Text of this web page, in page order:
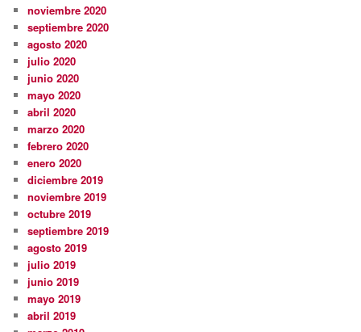
noviembre 2020
septiembre 2020
agosto 2020
julio 2020
junio 2020
mayo 2020
abril 2020
marzo 2020
febrero 2020
enero 2020
diciembre 2019
noviembre 2019
octubre 2019
septiembre 2019
agosto 2019
julio 2019
junio 2019
mayo 2019
abril 2019